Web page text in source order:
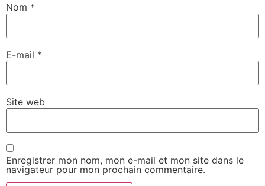
Nom *
E-mail *
Site web
Enregistrer mon nom, mon e-mail et mon site dans le
navigateur pour mon prochain commentaire.